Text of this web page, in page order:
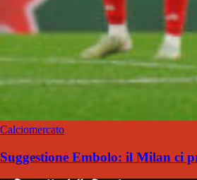
Calciomercato
Suggestione Embolo: il Milan ci